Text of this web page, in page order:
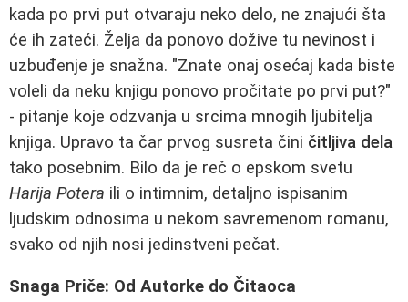
kada po prvi put otvaraju neko delo, ne znajući šta
će ih zateći. Želja da ponovo dožive tu nevinost i
uzbuđenje je snažna. "Znate onaj osećaj kada biste
voleli da neku knjigu ponovo pročitate po prvi put?"
- pitanje koje odzvanja u srcima mnogih ljubitelja
knjiga. Upravo ta čar prvog susreta čini čitljiva dela
tako posebnim. Bilo da je reč o epskom svetu
Harija Potera ili o intimnim, detaljno ispisanim
ljudskim odnosima u nekom savremenom romanu,
svako od njih nosi jedinstveni pečat.
Snaga Priče: Od Autorke do Čitaoca